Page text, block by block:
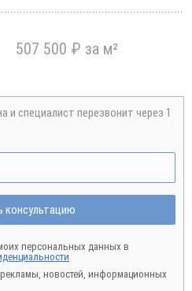
507 500 ₽ за м²
и специалист перезвонит через 1
консультацию
персональных данных в
новостей, информационных